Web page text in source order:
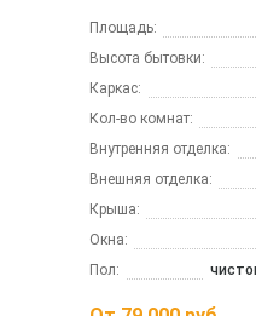
Площадь:
Высота бытовки:
Каркас:
Кол-во комнат:
Внутренняя отделка:
Внешняя отделка:
Крыша:
Окна:
Пол: